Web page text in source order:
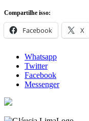
Compartilhe isso:
Facebook X
Whatsapp
Twitter
Facebook
Messenger